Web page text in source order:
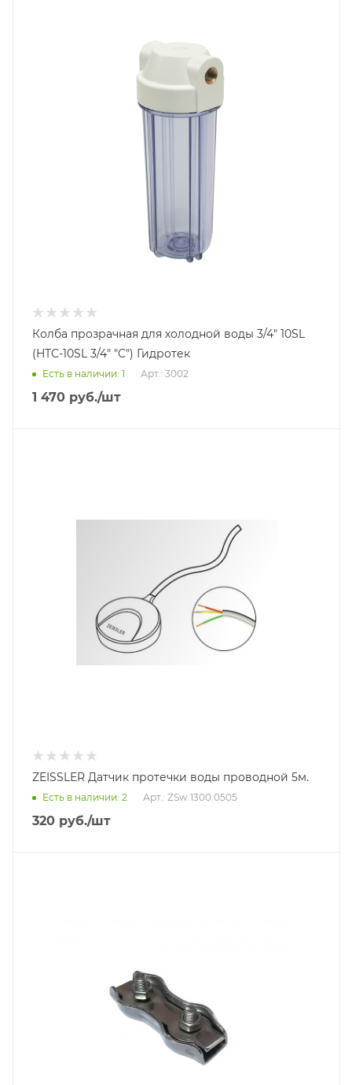
Колба прозрачная для холодной воды 3/4" 10SL
(HTC-10SL 3/4" "С") Гидротек
Есть в наличии: 1 Арт.: 3002
1 470 руб./шт
ZEISSLER Датчик протечки воды проводной 5м.
Есть в наличии: 2 Арт.: ZSw.1300.0505
320 руб./шт